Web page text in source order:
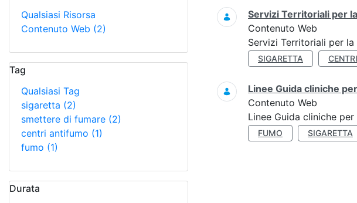
Qualsiasi Risorsa
Contenuto Web (2)
Tag
Qualsiasi Tag
sigaretta (2)
smettere di fumare (2)
centri antifumo (1)
fumo (1)
Durata
Ricerca
Servizi Territoriali per
Contenuto Web
Servizi Territoriali per
SIGARETTA
Linee Guida cliniche
Contenuto Web
Linee Guida cliniche
FUMO SIGARETTA